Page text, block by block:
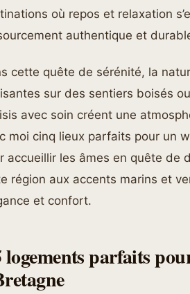
où repos et relaxation
authentique et
cette quête de sérénité, la
sur des sentiers boisés
avec soin créent une
moi cinq lieux parfaits pour un
accueillir les âmes en quête de
région aux accents marins et
et confort.
logements parfaits